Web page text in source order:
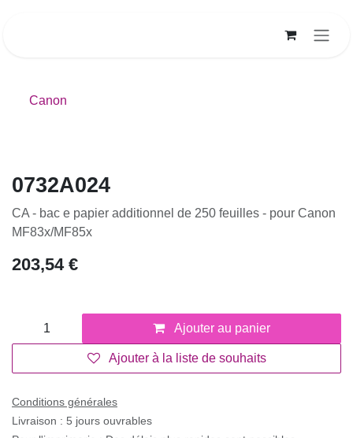
Canon
0732A024
CA - bac e papier additionnel de 250 feuilles - pour Canon
MF83x/MF85x
203,54€
Ajouter au panier
Ajouter à la liste de souhaits
Conditions générales
Livraison : 5 jours ouvrables